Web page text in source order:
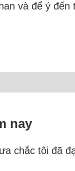
và để ý
nay
chắc tôi đã